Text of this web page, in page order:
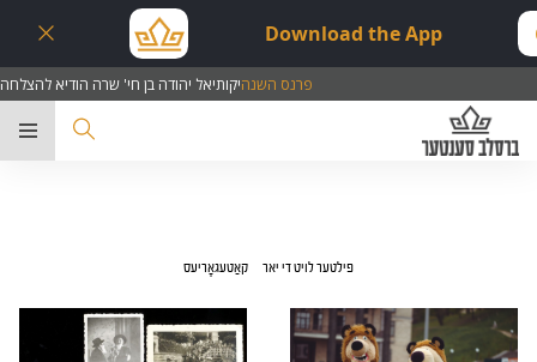
Download the App
פרנס השנהיקותיאל יהודה בן חי' שרה הודיא להצלחה
קאַטעגאָריעס פילטער לויט די יאר